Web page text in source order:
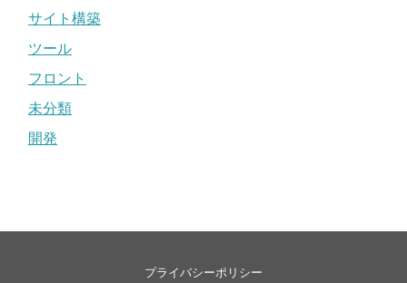
サイト構築
ツール
フロント
未分類
開発
プライバシーポリシー